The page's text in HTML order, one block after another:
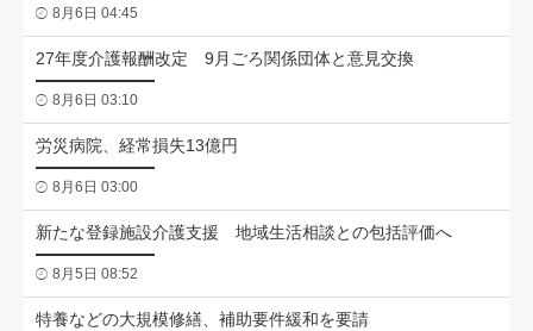
8月6日 04:45
27年度介護報酬改定 9月ごろ関係団体と意見交換
8月6日 03:10
労災病院、経常損失13億円
8月6日 03:00
新たな登録施設介護支援 地域生活相談との包括評価へ
8月5日 08:52
特養などの大規模修繕、補助要件緩和を要請